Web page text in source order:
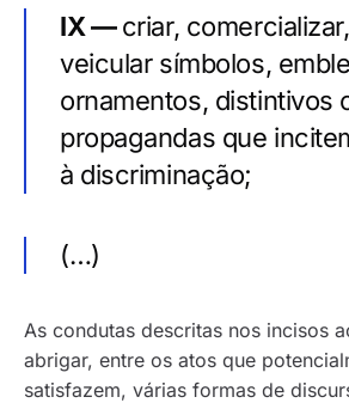
IX —criar,
veicular símbolos,
ornamentos, distintivos
propagandas que
à discriminação;
(…)
As condutas descritas nos incisos
abrigar, entre os atos que
satisfazem, várias formas de